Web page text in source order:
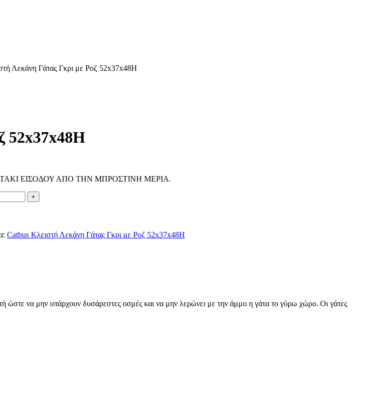
Λεκάνη Γάτας Γκρι με Ροζ 52x37x48H
52x37x48H
ΕΙΣΟΔΟΥ ΑΠΟ ΤΗΝ ΜΠΡΟΣΤΙΝΗ ΜΕΡΙΑ.
Catbus Κλειστή Λεκάνη Γάτας Γκρι με Ροζ 52x37x48H
ώστε να μην υπάρχουν δυσάρεστες οσμές και να μην λερώνει με την άμμο η γάτα το γύρω χώρο. Οι γάτες